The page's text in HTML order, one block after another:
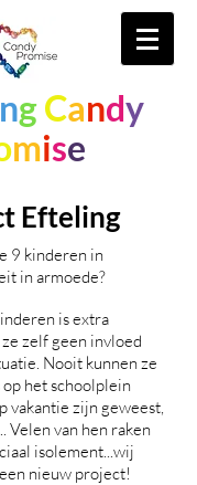
ngCandy
mise
Efteling
9 kinderen in
in armoede?
is extra
zelf geen invloed
Nooit kunnen ze
het schoolplein
vakantie zijn geweest,
Velen van hen raken
isolement...wij
nieuw project!